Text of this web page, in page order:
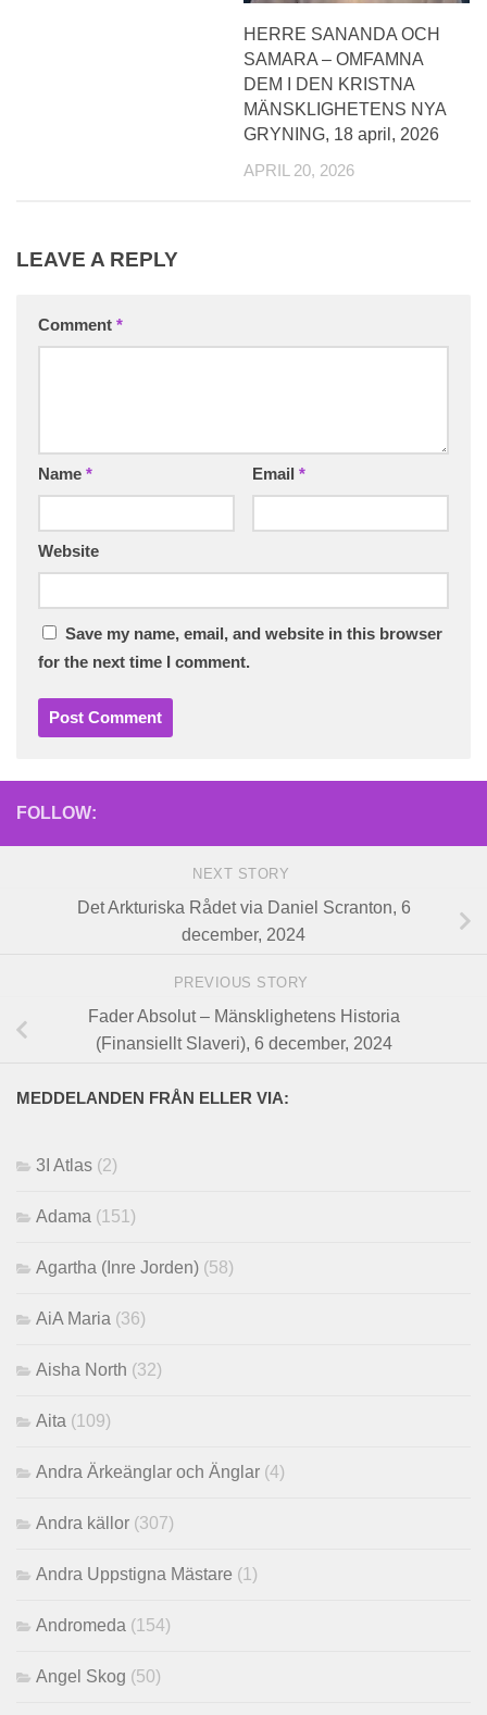
HERRE SANANDA OCH
SAMARA – OMFAMNA
DEM I DEN KRISTNA
MÄNSKLIGHETENS NYA
GRYNING, 18 april, 2026
APRIL 20, 2026
LEAVE A REPLY
Comment *
Name * Email *
Website
Save my name, email, and website in this browser
for the next time I comment.
FOLLOW:
NEXT STORY
Det Arkturiska Rådet via Daniel Scranton, 6
december, 2024
PREVIOUS STORY
Fader Absolut – Mänsklighetens Historia
(Finansiellt Slaveri), 6 december, 2024
MEDDELANDEN FRÅN ELLER VIA:
3I Atlas (2)
Adama (151)
Agartha (Inre Jorden) (58)
AiA Maria (36)
Aisha North (32)
Aita (109)
Andra Ärkeänglar och Änglar (4)
Andra källor (307)
Andra Uppstigna Mästare (1)
Andromeda (154)
Angel Skog (50)